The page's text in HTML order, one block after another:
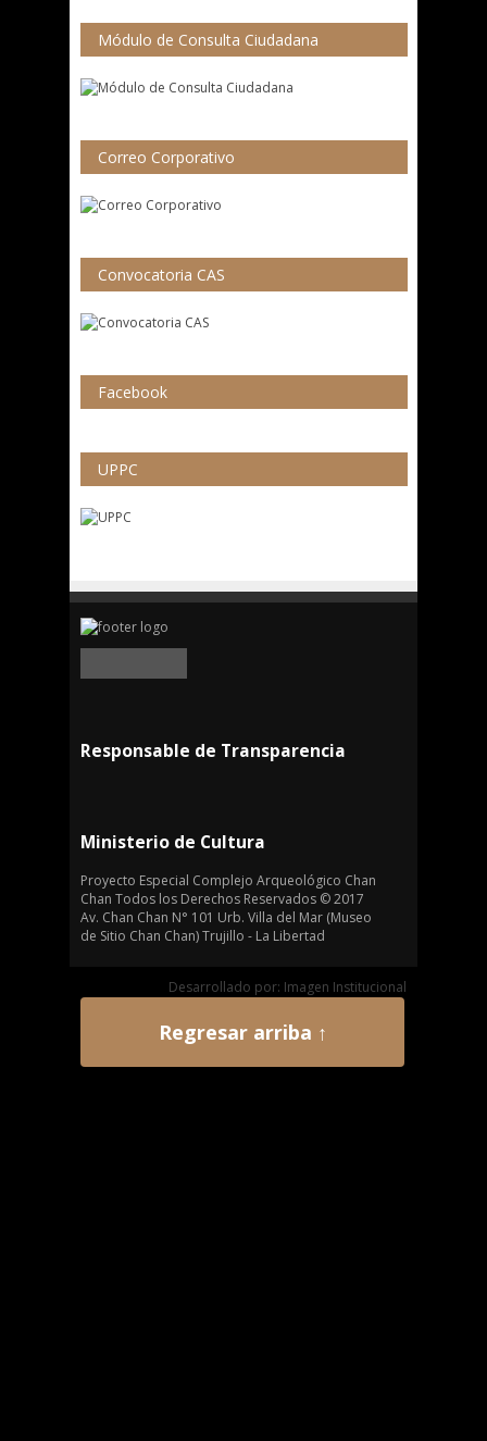
Módulo de Consulta Ciudadana
Correo Corporativo
Convocatoria CAS
Facebook
UPPC
Responsable de Transparencia
Ministerio de Cultura
Proyecto Especial Complejo Arqueológico Chan
Chan Todos los Derechos Reservados © 2017
Av. Chan Chan N° 101 Urb. Villa del Mar (Museo
de Sitio Chan Chan) Trujillo - La Libertad
Desarrollado por: Imagen Institucional
Regresar arriba ↑